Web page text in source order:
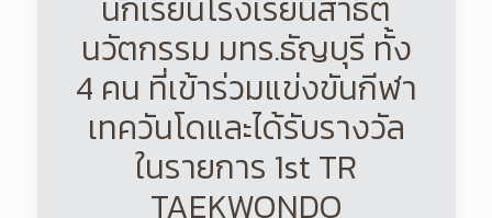
นวัตกรรม มทร.ธัญบุรี ทั้ง
4 คน ที่เข้าร่วมแข่งขันกีฬา
เทควันโดและได้รับรางวัล
ในรายการ 1st​ TR​
TAEKWONDO​